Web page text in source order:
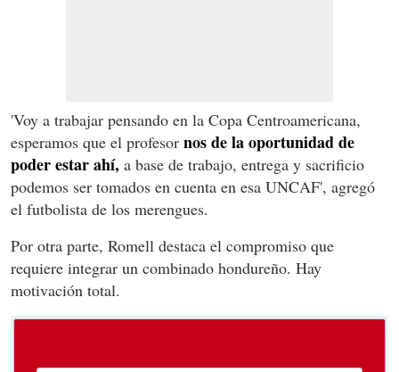
'Voy a trabajar pensando en la Copa Centroamericana,
esperamos que el profesor nos de la oportunidad de
poder estar ahí, a base de trabajo, entrega y sacrificio
podemos ser tomados en cuenta en esa UNCAF', agregó
el futbolista de los merengues.
Por otra parte, Romell destaca el compromiso que
requiere integrar un combinado hondureño. Hay
motivación total.